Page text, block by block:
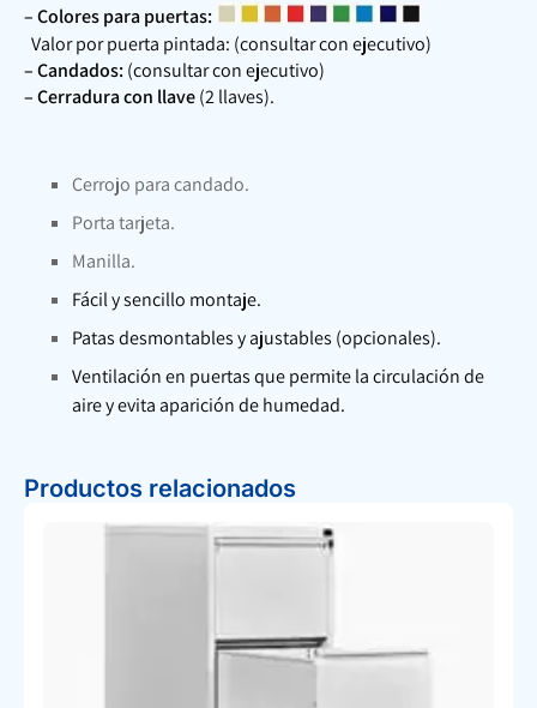
– Colores para puertas:
Valor por puerta pintada: (consultar con ejecutivo)
– Candados:(consultar con ejecutivo)
– Cerradura con llave(2 llaves).
Cerrojo para candado.
Porta tarjeta.
Manilla.
Fácil y sencillo montaje.
Patas desmontables y ajustables (opcionales).
Ventilación en puertas que permite la circulación de
aire y evita aparición de humedad.
Productos relacionados